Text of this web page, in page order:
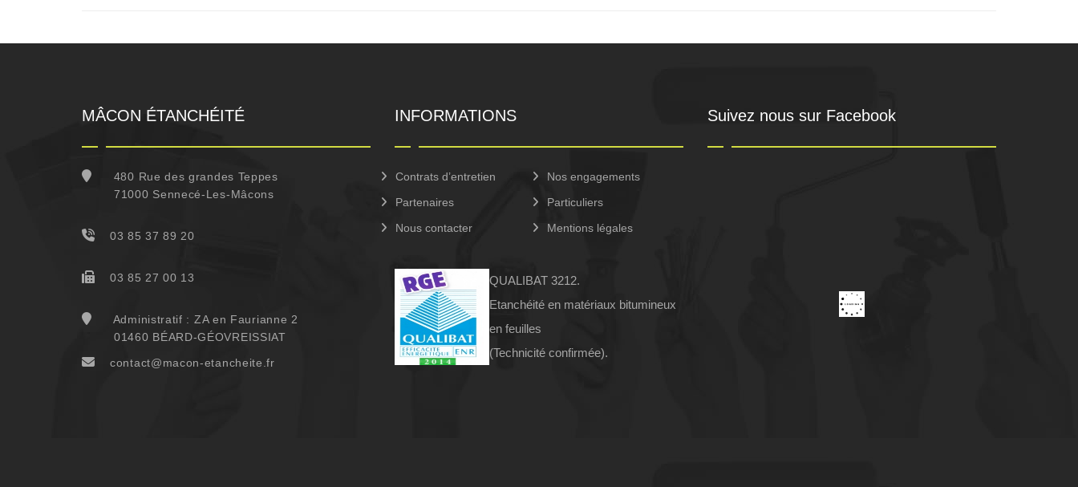
MÂCON ÉTANCHÉITÉ
480 Rue des grandes Teppes
71000 Sennecé-Les-Mâcons
03 85 37 89 20
03 85 27 00 13
Administratif : ZA en Faurianne 2
01460 BÉARD-GÉOVREISSIAT
contact@macon-etancheite.fr
INFORMATIONS
Contrats d’entretien
Nos engagements
Partenaires
Particuliers
Nous contacter
Mentions légales
QUALIBAT 3212.
Etanchéité en matériaux bitumineux
en feuilles
(Technicité confirmée).
Suivez nous sur Facebook